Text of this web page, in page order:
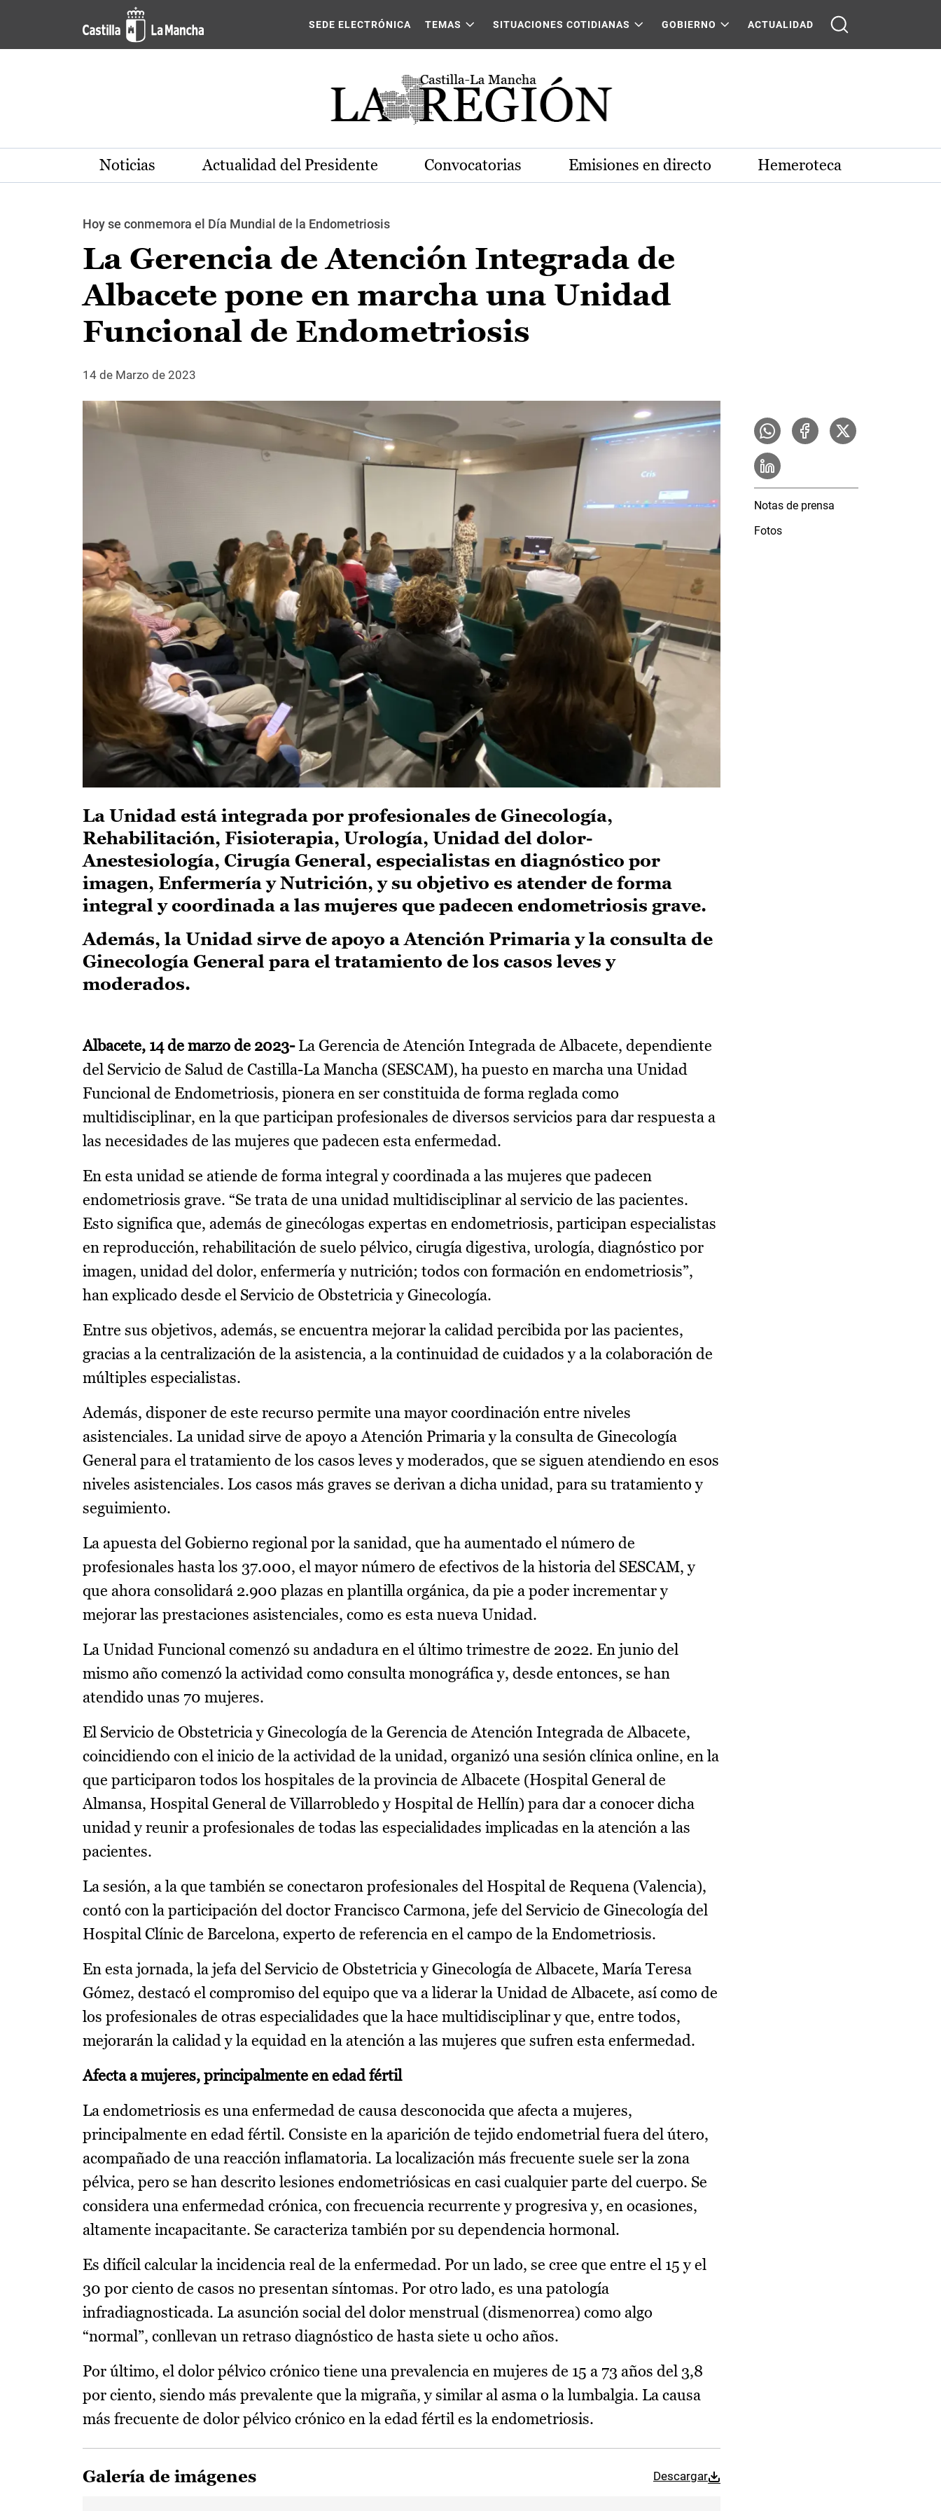
Pasar al contenido principal
SEDE ELECTRÓNICA TEMAS SITUACIONES COTIDIANAS GOBIERNO ACTUALIDAD
Noticias Actualidad del Presidente Convocatorias Emisiones en directo Hemeroteca
Hoy se conmemora el Día Mundial de la Endometriosis
La Gerencia de Atención Integrada de
Albacete pone en marcha una Unidad
Funcional de Endometriosis
14 de Marzo de 2023
La Unidad está integrada por profesionales de Ginecología,
Rehabilitación, Fisioterapia, Urología, Unidad del dolor-
Anestesiología, Cirugía General, especialistas en diagnóstico por
imagen, Enfermería y Nutrición, y su objetivo es atender de forma
integral y coordinada a las mujeres que padecen endometriosis grave.
Además, la Unidad sirve de apoyo a Atención Primaria y la consulta de
Ginecología General para el tratamiento de los casos leves y
moderados.
Albacete, 14 de marzo de 2023-La Gerencia de Atención Integrada de Albacete, dependiente
del Servicio de Salud de Castilla-La Mancha (SESCAM), ha puesto en marcha una Unidad
Funcional de Endometriosis, pionera en ser constituida de forma reglada como
multidisciplinar, en la que participan profesionales de diversos servicios para dar respuesta a
las necesidades de las mujeres que padecen esta enfermedad.
En esta unidad se atiende de forma integral y coordinada a las mujeres que padecen
endometriosis grave. “Se trata de una unidad multidisciplinar al servicio de las pacientes.
Esto significa que, además de ginecólogas expertas en endometriosis, participan especialistas
en reproducción, rehabilitación de suelo pélvico, cirugía digestiva, urología, diagnóstico por
imagen, unidad del dolor, enfermería y nutrición; todos con formación en endometriosis”,
han explicado desde el Servicio de Obstetricia y Ginecología.
Entre sus objetivos, además, se encuentra mejorar la calidad percibida por las pacientes,
gracias a la centralización de la asistencia, a la continuidad de cuidados y a la colaboración de
múltiples especialistas.
Además, disponer de este recurso permite una mayor coordinación entre niveles
asistenciales. La unidad sirve de apoyo a Atención Primaria y la consulta de Ginecología
General para el tratamiento de los casos leves y moderados, que se siguen atendiendo en esos
niveles asistenciales. Los casos más graves se derivan a dicha unidad, para su tratamiento y
seguimiento.
La apuesta del Gobierno regional por la sanidad, que ha aumentado el número de
profesionales hasta los 37.000, el mayor número de efectivos de la historia del SESCAM, y
que ahora consolidará 2.900 plazas en plantilla orgánica, da pie a poder incrementar y
mejorar las prestaciones asistenciales, como es esta nueva Unidad.
La Unidad Funcional comenzó su andadura en el último trimestre de 2022. En junio del
mismo año comenzó la actividad como consulta monográfica y, desde entonces, se han
atendido unas 70 mujeres.
El Servicio de Obstetricia y Ginecología de la Gerencia de Atención Integrada de Albacete,
coincidiendo con el inicio de la actividad de la unidad, organizó una sesión clínica online, en la
que participaron todos los hospitales de la provincia de Albacete (Hospital General de
Almansa, Hospital General de Villarrobledo y Hospital de Hellín) para dar a conocer dicha
unidad y reunir a profesionales de todas las especialidades implicadas en la atención a las
pacientes.
La sesión, a la que también se conectaron profesionales del Hospital de Requena (Valencia),
contó con la participación del doctor Francisco Carmona, jefe del Servicio de Ginecología del
Hospital Clínic de Barcelona, experto de referencia en el campo de la Endometriosis.
En esta jornada, la jefa del Servicio de Obstetricia y Ginecología de Albacete, María Teresa
Gómez, destacó el compromiso del equipo que va a liderar la Unidad de Albacete, así como de
los profesionales de otras especialidades que la hace multidisciplinar y que, entre todos,
mejorarán la calidad y la equidad en la atención a las mujeres que sufren esta enfermedad.
Afecta a mujeres, principalmente en edad fértil
La endometriosis es una enfermedad de causa desconocida que afecta a mujeres,
principalmente en edad fértil. Consiste en la aparición de tejido endometrial fuera del útero,
acompañado de una reacción inflamatoria. La localización más frecuente suele ser la zona
pélvica, pero se han descrito lesiones endometriósicas en casi cualquier parte del cuerpo. Se
considera una enfermedad crónica, con frecuencia recurrente y progresiva y, en ocasiones,
altamente incapacitante. Se caracteriza también por su dependencia hormonal.
Es difícil calcular la incidencia real de la enfermedad. Por un lado, se cree que entre el 15 y el
30 por ciento de casos no presentan síntomas. Por otro lado, es una patología
infradiagnosticada. La asunción social del dolor menstrual (dismenorrea) como algo
“normal”, conllevan un retraso diagnóstico de hasta siete u ocho años.
Por último, el dolor pélvico crónico tiene una prevalencia en mujeres de 15 a 73 años del 3,8
por ciento, siendo más prevalente que la migraña, y similar al asma o la lumbalgia. La causa
más frecuente de dolor pélvico crónico en la edad fértil es la endometriosis.
Galería de imágenes Descargar
Notas de prensa
Fotos